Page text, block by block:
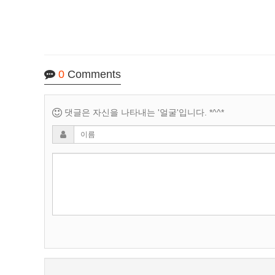
0 Comments
댓글은 자신을 나타내는 '얼굴'입니다. *^^*